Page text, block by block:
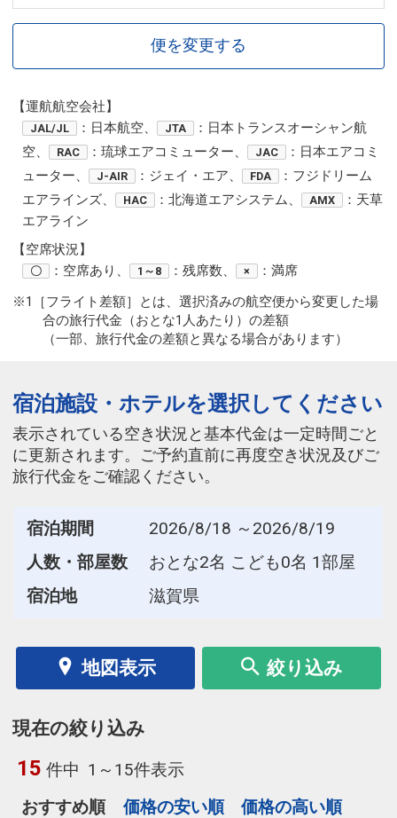
便を変更する
【運航航空会社】
JAL/JL ：日本航空、 JTA
：日本トランスオーシャン航
空、
RAC ：琉球エアコミューター、 JAC
：日本エアコミ
ューター、
J-AIR ：ジェイ・エア、 FDA
：フジドリーム
エアラインズ、
HAC ：北海道エアシステム、 AMX
：天草
エアライン
【空席状況】
〇 ：空席あり、 1～8 ：残席数、 ×
：満席
※1［フライト差額］とは、選択済みの航空便から変更した場
合の旅行代金（おとな1人あたり）の差額
（一部、旅行代金の差額と異なる場合があります）
宿泊施設・ホテルを選択してください
表示されている空き状況と基本代金は一定時間ごと
に更新されます。ご予約直前に再度空き状況及びご
旅行代金をご確認ください。
宿泊期間
2026/8/18 ～2026/8/19
人数・部屋数
おとな2名 こども0名 1部屋
宿泊地
滋賀県
地図表示 絞り込み
現在の絞り込み
15 件中 1～15件表示
おすすめ順
価格の安い順 価格の高い順